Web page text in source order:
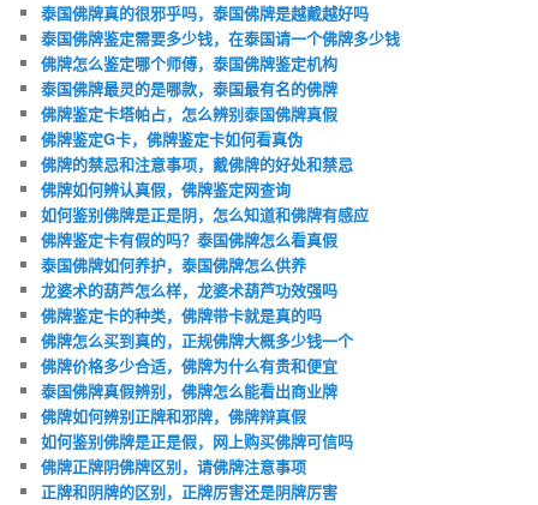
泰国佛牌真的很邪乎吗，泰国佛牌是越戴越好吗
泰国佛牌鉴定需要多少钱，在泰国请一个佛牌多少钱
佛牌怎么鉴定哪个师傅，泰国佛牌鉴定机构
泰国佛牌最灵的是哪款，泰国最有名的佛牌
佛牌鉴定卡塔帕占，怎么辨别泰国佛牌真假
佛牌鉴定G卡，佛牌鉴定卡如何看真伪
佛牌的禁忌和注意事项，戴佛牌的好处和禁忌
佛牌如何辨认真假，佛牌鉴定网查询
如何鉴别佛牌是正是阴，怎么知道和佛牌有感应
佛牌鉴定卡有假的吗？泰国佛牌怎么看真假
泰国佛牌如何养护，泰国佛牌怎么供养
龙婆术的葫芦怎么样，龙婆术葫芦功效强吗
佛牌鉴定卡的种类，佛牌带卡就是真的吗
佛牌怎么买到真的，正规佛牌大概多少钱一个
佛牌价格多少合适，佛牌为什么有贵和便宜
泰国佛牌真假辨别，佛牌怎么能看出商业牌
佛牌如何辨别正牌和邪牌，佛牌辩真假
如何鉴别佛牌是正是假，网上购买佛牌可信吗
佛牌正牌阴佛牌区别，请佛牌注意事项
正牌和阴牌的区别，正牌厉害还是阴牌厉害